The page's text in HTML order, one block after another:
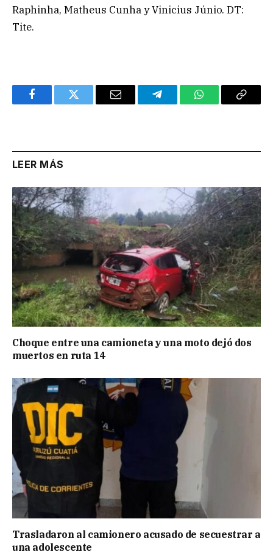
Raphinha, Matheus Cunha y Vinicius Júnio. DT:
Tite.
FacebookTwitter Email TelegramWhatsAppCopy
LEER MÁS
Choque entre una camioneta y una moto dejó dos
muertos en ruta 14
Trasladaron al camionero acusado de secuestrar a
una adolescente